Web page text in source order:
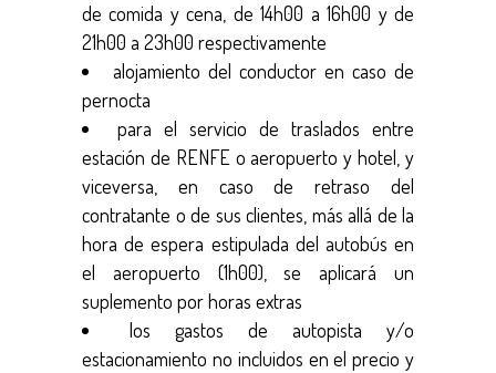
de comida y cena, de 14h00 a 16h00 y de
21h00 a 23h00 respectivamente
alojamiento del conductor en caso de
pernocta
para el servicio de traslados entre
estación de RENFE o aeropuerto y hotel, y
viceversa, en caso de retraso del
contratante o de sus clientes, más allá de la
hora de espera estipulada del autobús en
el aeropuerto (1h00), se aplicará un
suplemento por horas extras
los gastos de autopista y/o
estacionamiento no incluidos en el precio y